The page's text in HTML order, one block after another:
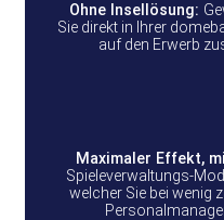
Ohne Insellösung:
Sie direkt in Ihrer
auf den Erwerb
Maximaler Effekt,
Spieleverwaltungs-
welcher Sie bei wenig